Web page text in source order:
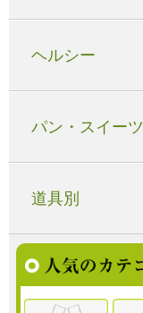
ヘルシー
パン・スイーツ
道具別